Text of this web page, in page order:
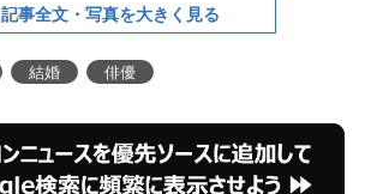
記事全文・写真を大きく見る
結婚 俳優